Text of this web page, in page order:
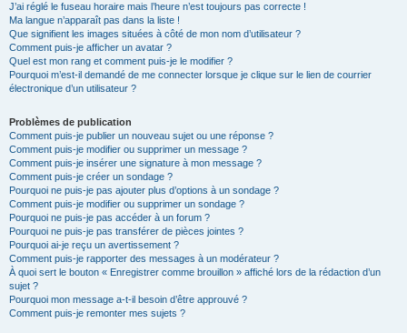
J’ai réglé le fuseau horaire mais l’heure n’est toujours pas correcte !
Ma langue n’apparaît pas dans la liste !
Que signifient les images situées à côté de mon nom d’utilisateur ?
Comment puis-je afficher un avatar ?
Quel est mon rang et comment puis-je le modifier ?
Pourquoi m’est-il demandé de me connecter lorsque je clique sur le lien de courrier
électronique d’un utilisateur ?
Problèmes de publication
Comment puis-je publier un nouveau sujet ou une réponse ?
Comment puis-je modifier ou supprimer un message ?
Comment puis-je insérer une signature à mon message ?
Comment puis-je créer un sondage ?
Pourquoi ne puis-je pas ajouter plus d’options à un sondage ?
Comment puis-je modifier ou supprimer un sondage ?
Pourquoi ne puis-je pas accéder à un forum ?
Pourquoi ne puis-je pas transférer de pièces jointes ?
Pourquoi ai-je reçu un avertissement ?
Comment puis-je rapporter des messages à un modérateur ?
À quoi sert le bouton « Enregistrer comme brouillon » affiché lors de la rédaction d’un
sujet ?
Pourquoi mon message a-t-il besoin d’être approuvé ?
Comment puis-je remonter mes sujets ?